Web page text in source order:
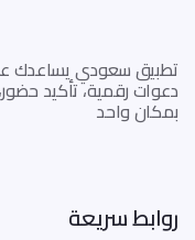
تطبيق سعودي يساعدك
دعوات رقمية، تأكيد
بمكان واحد
روابط سريعة